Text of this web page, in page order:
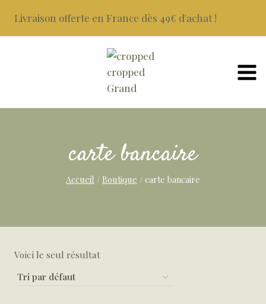
contenu
Livraison offerte en France dès 49€ d'achat !
carte bancaire
Accueil / Boutique / carte bancaire
Voici le seul résultat